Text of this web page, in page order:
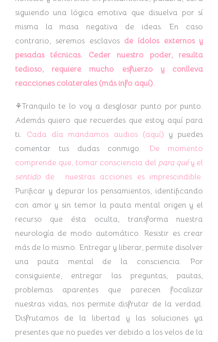
siguiendo una lógica emotiva que disuelva por sí
misma la masa negativa de ideas. En caso
contrario, seremos esclavos de ídolos externos y
pesadas técnicas. Ceder nuestro poder,
resulta
tedioso, requiere mucho esfuerzo y conlleva
reacciones colaterales (más info aquí).
⚘Tranquilo te lo voy a desglosar punto por punto.
Además quiero que recuerdes que estoy aquí para
ti. Cada día mandamos audios (aquí)y puedes
comentar tus dudas conmigo. De momento
comprende que, tomar consciencia del para quéy el
sentidode nuestras acciones es imprescindible.
Purificar y depurar los pensamientos, identificando
con amor y sin temor la pauta mental origen y el
recurso que ésta oculta, transforma nuestra
neurología de modo automático. Resistir es crear
más de lo mismo. Entregar y liberar, permite disolver
una pauta mental de la consciencia. Por
consiguiente, entregar las preguntas, pautas,
problemas aparentes que parecen focalizar
nuestras vidas, nos permite disfrutar de la verdad.
Disfrutamos de la libertad y las soluciones ya
presentes que no puedes ver debido a los velos de la